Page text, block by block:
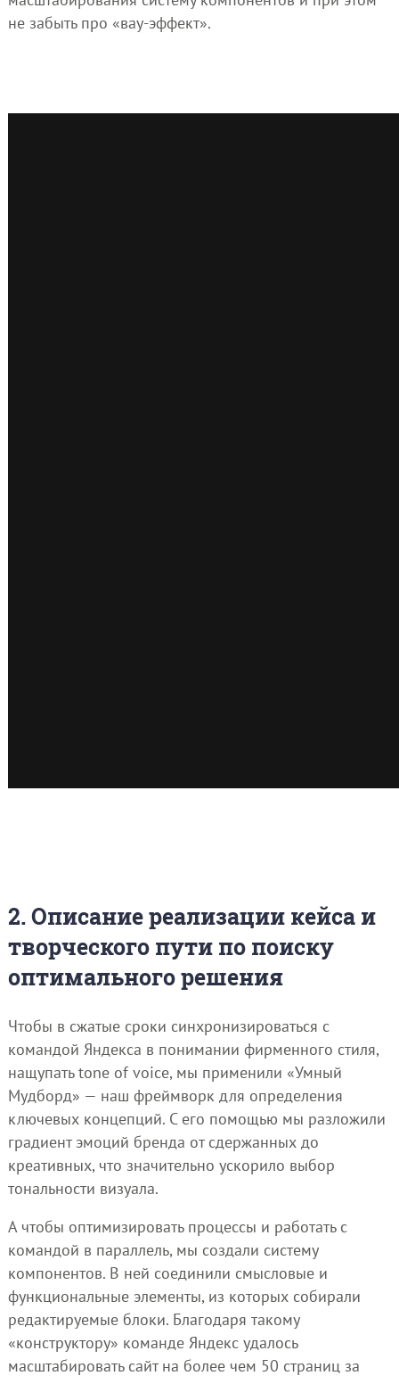
не забыть про «вау-эффект».
2. Описание реализации кейса и
творческого пути по поиску
оптимального решения
Чтобы в сжатые сроки синхронизироваться с
командой Яндекса в понимании фирменного стиля,
нащупать tone of voice, мы применили «Умный
Мудборд» — наш фреймворк для определения
ключевых концепций. С его помощью мы разложили
градиент эмоций бренда от сдержанных до
креативных, что значительно ускорило выбор
тональности визуала.
А чтобы оптимизировать процессы и работать с
командой в параллель, мы создали систему
компонентов. В ней соединили смысловые и
функциональные элементы, из которых собирали
редактируемые блоки. Благодаря такому
«конструктору» команде Яндекс удалось
масштабировать сайт на более чем 50 страниц за